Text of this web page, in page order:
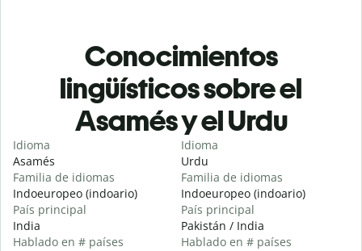
Conocimientos
lingüísticos sobre el
Asamés y el Urdu
Idioma
Asamés
Familia de idiomas
Indoeuropeo (indoario)
País principal
India
Hablado en # países
Idioma
Urdu
Familia de idiomas
Indoeuropeo (indoario)
País principal
Pakistán / India
Hablado en # países